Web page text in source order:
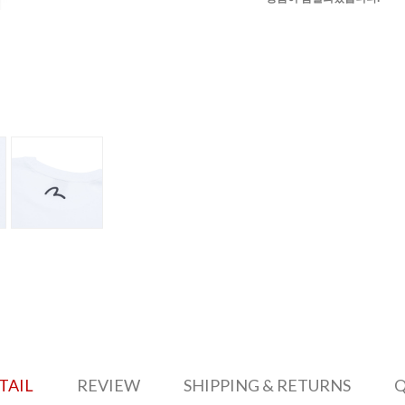
REVIEW SHIPPING & RETURNS